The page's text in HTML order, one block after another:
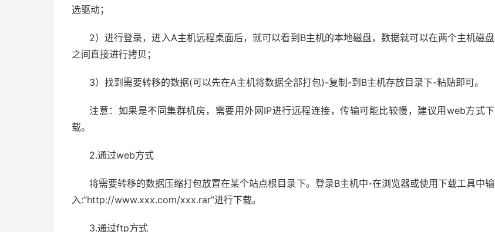
选驱动；
2）进行登录，进入A主机远程桌面后，就可以看到B主机的本地磁盘，数据就可以在两个主机磁盘
之间直接进行拷贝；
3）找到需要转移的数据(可以先在A主机将数据全部打包)-复制-到B主机存放目录下-粘贴即可。
注意：如果是不同集群机房，需要用外网IP进行远程连接，传输可能比较慢，建议用web方式下
载。
2.通过web方式
将需要转移的数据压缩打包放置在某个站点根目录下。登录B主机中-在浏览器或使用下载工具中输
入:”http://www.xxx.com/xxx.rar”进行下载。
3.通过ftp方式